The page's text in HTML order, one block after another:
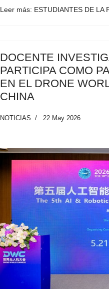
Leer más: ESTUDIANTES DE LA
DOCENTE
PARTICIPA COMO
EN EL DRONE
CHINA
NOTICIAS 22 May 2026